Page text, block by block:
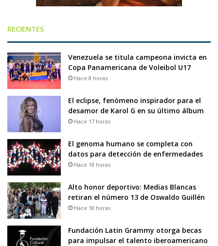
RECIENTES
Venezuela se titula campeona invicta en
Copa Panamericana de Voleibol U17
Hace 8 horas
El eclipse, fenómeno inspirador para el
desamor de Karol G en su último álbum
Hace 17 horas
El genoma humano se completa con
datos para detección de enfermedades
Hace 18 horas
Alto honor deportivo: Medias Blancas
retiran el número 13 de Oswaldo Guillén
Hace 18 horas
Fundación Latin Grammy otorga becas
para impulsar el talento iberoamericano